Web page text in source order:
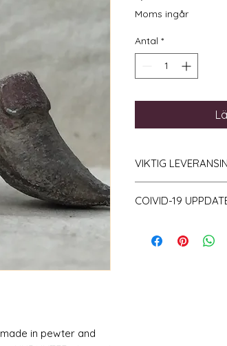
in pewter and
Moms ingår
Antal *
VIKTIG
mängd lager och
upp till 10
COIVID-19
Jag har nyligen